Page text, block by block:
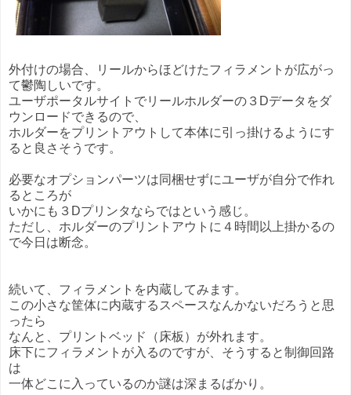
外付けの場合、リールからほどけたフィラメントが広がっ
て鬱陶しいです。
ユーザポータルサイトでリールホルダーの３Dデータをダ
ウンロードできるので、
ホルダーをプリントアウトして本体に引っ掛けるようにす
ると良さそうです。
必要なオプションパーツは同梱せずにユーザが自分で作れ
るところが
いかにも３Dプリンタならではという感じ。
ただし、ホルダーのプリントアウトに４時間以上掛かるの
で今日は断念。
続いて、フィラメントを内蔵してみます。
この小さな筐体に内蔵するスペースなんかないだろうと思
ったら
なんと、プリントベッド（床板）が外れます。
床下にフィラメントが入るのですが、そうすると制御回路
は
一体どこに入っているのか謎は深まるばかり。